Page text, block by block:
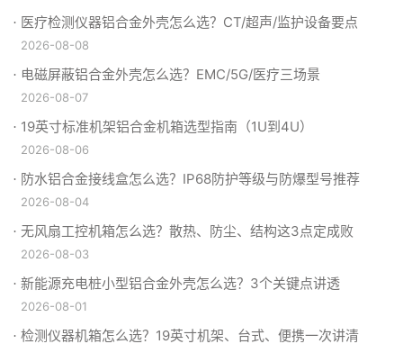
医疗检测仪器铝合金外壳怎么选？CT/超声/监护设备要点
2026-08-08
电磁屏蔽铝合金外壳怎么选？EMC/5G/医疗三场景
2026-08-07
19英寸标准机架铝合金机箱选型指南（1U到4U）
2026-08-06
防水铝合金接线盒怎么选？IP68防护等级与防爆型号推荐
2026-08-04
无风扇工控机箱怎么选？散热、防尘、结构这3点定成败
2026-08-03
新能源充电桩小型铝合金外壳怎么选？3个关键点讲透
2026-08-01
检测仪器机箱怎么选？19英寸机架、台式、便携一次讲清